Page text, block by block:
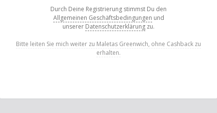
Durch Deine Registrierung stimmst Du den
Allgemeinen Geschäftsbedingungen und
unserer Datenschutzerklärung zu.
Bitte leiten Sie mich weiter zu Maletas Greenwich, ohne Cashback zu
erhalten.